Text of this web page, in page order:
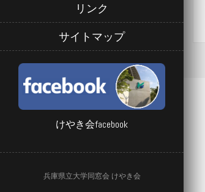
リンク
サイトマップ
けやき会facebook
兵庫県立大学同窓会 けやき会